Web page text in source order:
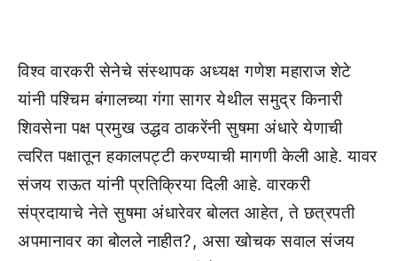
विश्व वारकरी सेनेचे संस्थापक अध्यक्ष गणेश महाराज शेटे
यांनी पश्चिम बंगालच्या गंगा सागर येथील समुद्र किनारी
शिवसेना पक्ष प्रमुख उद्धव ठाकरेंनी सुषमा अंधारे येणाची
त्वरित पक्षातून हकालपट्टी करण्याची मागणी केली आहे. यावर
संजय राऊत यांनी प्रतिक्रिया दिली आहे. वारकरी
संप्रदायाचे नेते सुषमा अंधारेवर बोलत आहेत, ते छत्रपती
अपमानावर का बोलले नाहीत?, असा खोचक सवाल संजय